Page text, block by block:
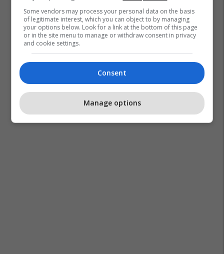
Some vendors may process your personal data on the basis
of legitimate interest, which you can object to by managing
your options below. Look for a link at the bottom of this page
or in the site menu to manage or withdraw consent in privacy
and cookie settings.
Consent
Manage options